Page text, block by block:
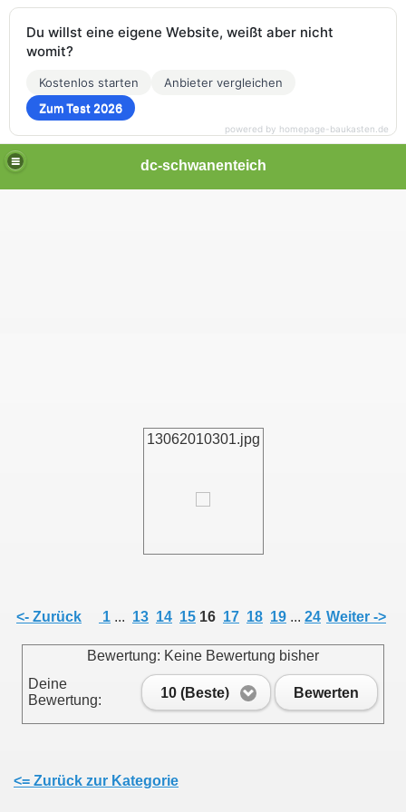
dc-schwanenteich
13062010301.jpg
<- Zurück 1 ... 13 14 15 16 17 18 19 ... 24 Weiter ->
Bewertung: Keine Bewertung bisher
Deine
Bewertung:
10 (Beste) Bewerten
<= Zurück zur Kategorie
Du willst eine eigene Website, weißt aber nicht
womit?
Kostenlos starten
Anbieter vergleichen
Zum Test 2026
powered by homepage-baukasten.de